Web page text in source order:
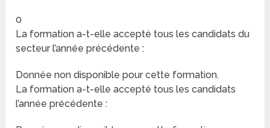
0
La formation a-t-elle accepté tous les candidats du
secteur l’année précédente :
Donnée non disponible pour cette formation.
La formation a-t-elle accepté tous les candidats
l’année précédente :